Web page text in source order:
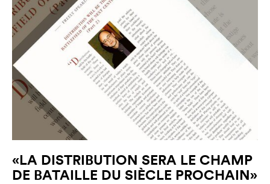
«LA DISTRIBUTION SERA LE CHAMP
DE BATAILLE DU SIÈCLE PROCHAIN»